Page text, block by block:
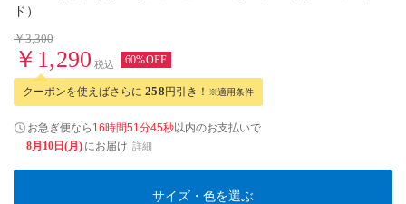
ド）
￥3,300
￥1,290 税込 60%OFF
クーポンを使えばさらに 258円引き！ ※適用条件
お急ぎ便なら 16時間51分44秒以内のお支払いで
8月10日(月) にお届け 詳細
サイズ・色を選ぶ